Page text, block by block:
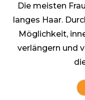
Die meisten
langes Haar.
Möglichkeit,
verlängern und